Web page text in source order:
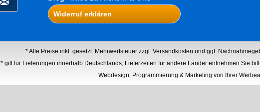
Widerruf erklären
* Alle Preise inkl. gesetzl. Mehrwertsteuer zzgl. Versandkosten und ggf.
* gilt für Lieferungen innerhalb Deutschlands, Lieferzeiten für andere Länder entnehmen Sie
Webdesign, Programmierung & Marketing von Ihrer